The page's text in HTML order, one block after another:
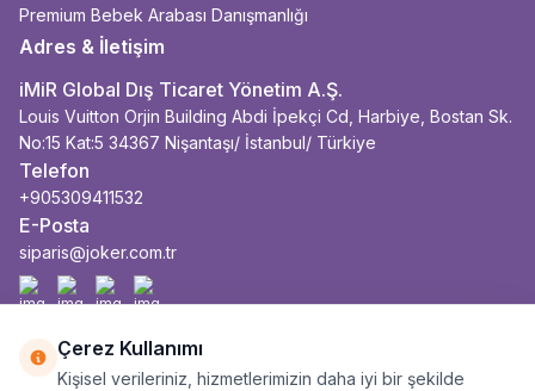
Premium Bebek Arabası Danışmanlığı
Adres & İletişim
iMiR Global Dış Ticaret Yönetim A.Ş.
Louis Vuitton Orjin Building Abdi İpekçi Cd, Harbiye, Bostan Sk.
No:15 Kat:5 34367 Nişantaşı/ İstanbul/ Türkiye
Telefon
+905309411532
E-Posta
siparis@joker.com.tr
Facebook
İnstagram
YoutubeLinkedin
Çerez Kullanımı
Kişisel verileriniz, hizmetlerimizin daha iyi bir şekilde